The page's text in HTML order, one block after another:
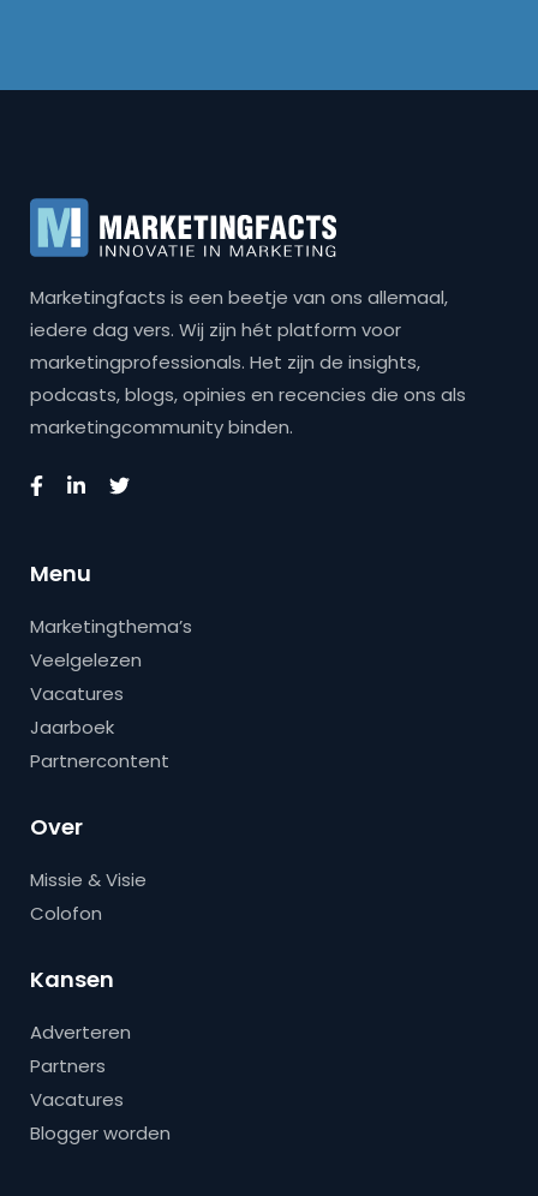
Marketingfacts is een beetje van ons allemaal,
iedere dag vers. Wij zijn hét platform voor
marketingprofessionals. Het zijn de insights,
podcasts, blogs, opinies en recencies die ons als
marketingcommunity binden.
Menu
Marketingthema’s
Veelgelezen
Vacatures
Jaarboek
Partnercontent
Over
Missie & Visie
Colofon
Kansen
Adverteren
Partners
Vacatures
Blogger worden